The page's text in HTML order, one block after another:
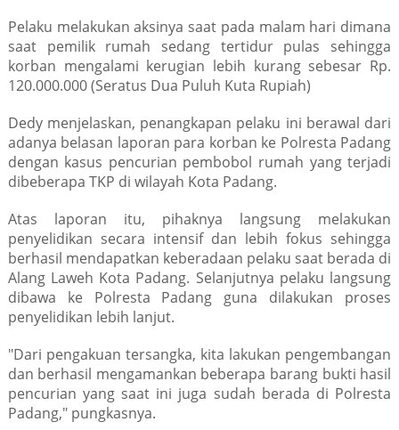
Pelaku melakukan aksinya saat pada malam hari dimana
saat pemilik rumah sedang tertidur pulas sehingga
korban mengalami kerugian lebih kurang sebesar Rp.
120.000.000 (Seratus Dua Puluh Kuta Rupiah)
Dedy menjelaskan, penangkapan pelaku ini berawal dari
adanya belasan laporan para korban ke Polresta Padang
dengan kasus pencurian pembobol rumah yang terjadi
dibeberapa TKP di wilayah Kota Padang.
Atas laporan itu, pihaknya langsung melakukan
penyelidikan secara intensif dan lebih fokus sehingga
berhasil mendapatkan keberadaan pelaku saat berada di
Alang Laweh Kota Padang. Selanjutnya pelaku langsung
dibawa ke Polresta Padang guna dilakukan proses
penyelidikan lebih lanjut.
"Dari pengakuan tersangka, kita lakukan pengembangan
dan berhasil mengamankan beberapa barang bukti hasil
pencurian yang saat ini juga sudah berada di Polresta
Padang," pungkasnya.